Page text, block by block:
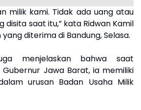
milik kami. Tidak ada uang atau
disita saat itu,” kata Ridwan Kamil
diterima di Bandung, Selasa.
menjelaskan bahwa saat
Jawa Barat, ia memiliki
urusan Badan Usaha Milik